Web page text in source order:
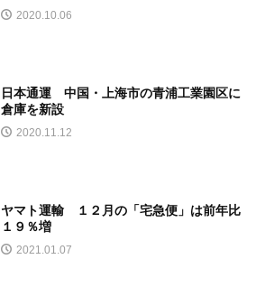
2020.10.06
日本通運 中国・上海市の青浦工業園区に
倉庫を新設
2020.11.12
ヤマト運輸 １２月の「宅急便」は前年比
１９％増
2021.01.07